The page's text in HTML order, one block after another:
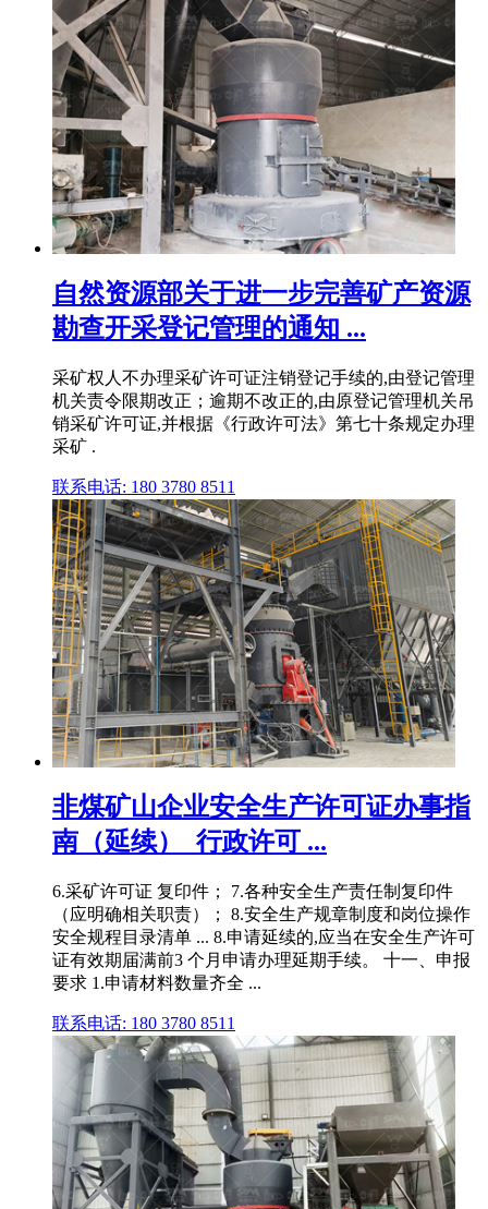
自然资源部关于进一步完善矿产资源
勘查开采登记管理的通知 ...
采矿权人不办理采矿许可证注销登记手续的,由登记管理
机关责令限期改正；逾期不改正的,由原登记管理机关吊
销采矿许可证,并根据《行政许可法》第七十条规定办理
采矿 .
联系电话: 180 3780 8511
非煤矿山企业安全生产许可证办事指
南（延续）_行政许可 ...
6.采矿许可证 复印件； 7.各种安全生产责任制复印件
（应明确相关职责）； 8.安全生产规章制度和岗位操作
安全规程目录清单 ... 8.申请延续的,应当在安全生产许可
证有效期届满前3 个月申请办理延期手续。 十一、申报
要求 1.申请材料数量齐全 ...
联系电话: 180 3780 8511